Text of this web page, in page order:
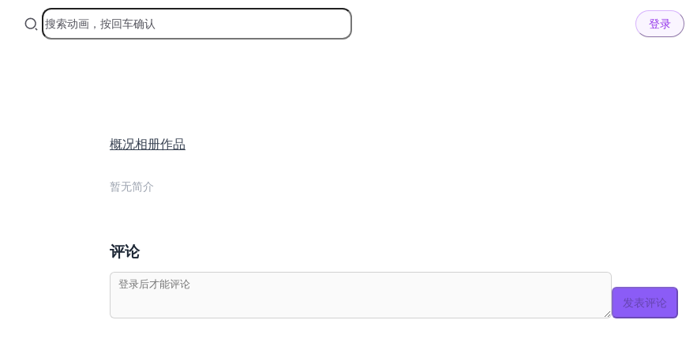
登录
概况相册作品
暂无简介
评论
发表评论